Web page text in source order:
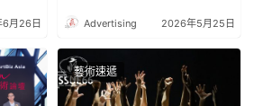
月26日 Advertising 2026年5月25日
藝術速遞